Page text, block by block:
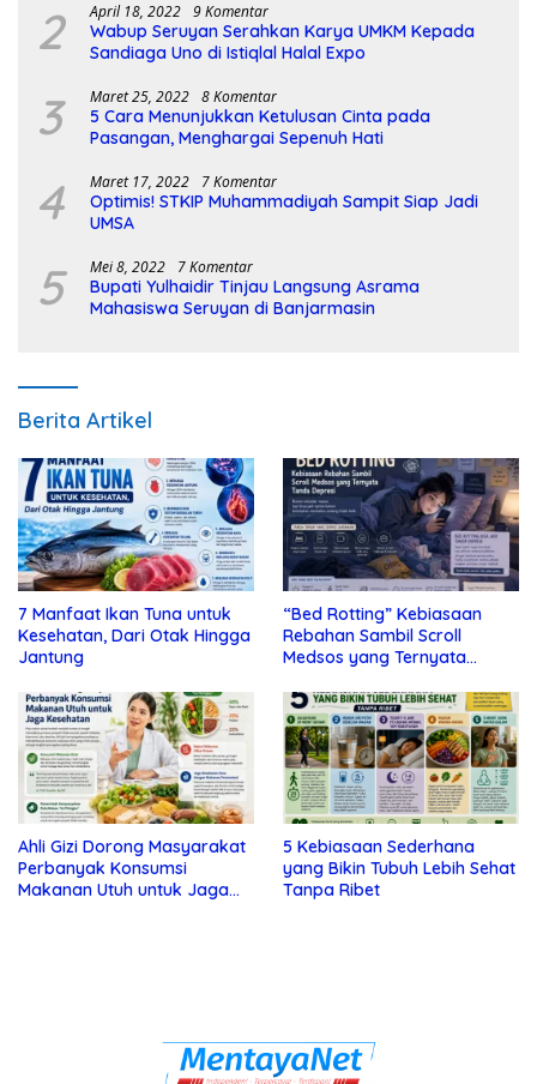
2 April 18, 2022 9 Komentar
Wabup Seruyan Serahkan Karya UMKM Kepada
Sandiaga Uno di Istiqlal Halal Expo
3 Maret 25, 2022 8 Komentar
5 Cara Menunjukkan Ketulusan Cinta pada
Pasangan, Menghargai Sepenuh Hati
4 Maret 17, 2022 7 Komentar
Optimis! STKIP Muhammadiyah Sampit Siap Jadi
UMSA
5 Mei 8, 2022 7 Komentar
Bupati Yulhaidir Tinjau Langsung Asrama
Mahasiswa Seruyan di Banjarmasin
Berita Artikel
7 Manfaat Ikan Tuna untuk
Kesehatan, Dari Otak Hingga
Jantung
“Bed Rotting” Kebiasaan
Rebahan Sambil Scroll
Medsos yang Ternyata
Ahli Gizi Dorong Masyarakat
Perbanyak Konsumsi
Makanan Utuh untuk Jaga
5 Kebiasaan Sederhana
yang Bikin Tubuh Lebih Sehat
Tanpa Ribet